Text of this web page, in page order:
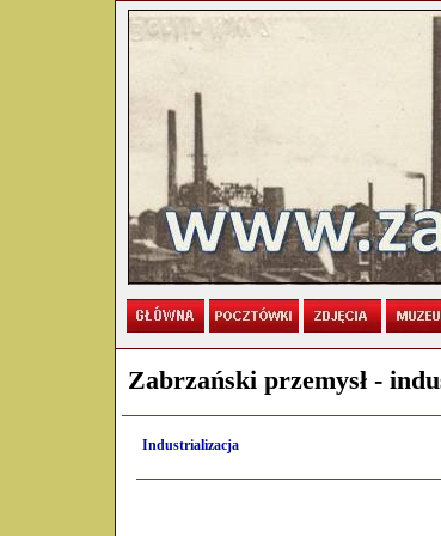
Zabrzański przemysł -
Industrializacja